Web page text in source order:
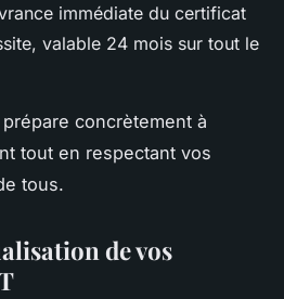
immédiate du certificat
valable 24 mois sur tout le
concrètement à
tout en respectant vos
tous.
de vos